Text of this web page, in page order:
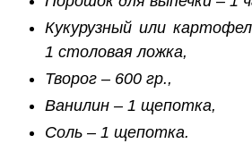
Кукурузный или
1 столовая ложка,
Творог – 600 гр.,
Ванилин – 1 щепотка,
Соль – 1 щепотка.